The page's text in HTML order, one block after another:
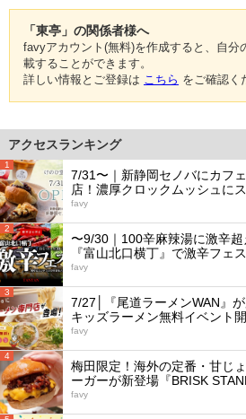
「東亭」の関係者様へ
favyアカウント(無料)を作成すると、自分
載することができます。
詳しい情報とご登録は こちら をご確認く
アクセスランキング
1
7/31〜｜新静岡セノバにカフ
店！濃厚クロックムッシュに
favy
2
〜9/30｜100辛麻辣湯に激辛超
『富山北口横丁』で激辛フェ
favy
3
7/27│『尾道ラーメンWAN』
キッズラーメン無料イベント
favy
4
梅田限定！海外の定番・甘じ
ーガーが新登場『BRISK
favy